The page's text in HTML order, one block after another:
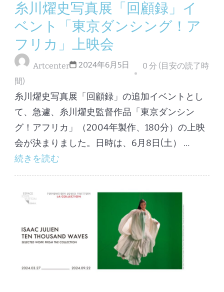
糸川燿史写真展「回顧録」イ
ベント「東京ダンシング！ア
フリカ」上映会
Artcenter 2024年6月5日
0 分 (目安の読了時
間)
糸川燿史写真展「回顧録」の追加イベントとし
て、急遽、糸川燿史監督作品「東京ダンシン
グ！アフリカ」（2004年製作、180分）の上映
会が決まりました。日時は、6月8日(土） …
続きを読む